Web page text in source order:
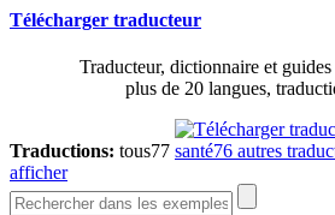
Télécharger traducteur
Traducteur, dictionnaire et
plus de 20 langues,
Traductions: tous77 santé76 autres
afficher